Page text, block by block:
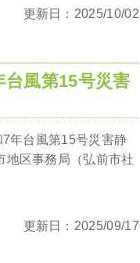
更新日：2025/10/02
台風第15号災害
年台風第15号災害静
区事務局（弘前市社
更新日：2025/09/17